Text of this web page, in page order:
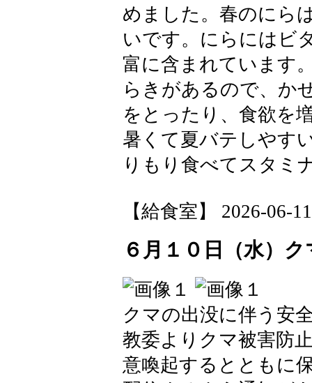
めました。春のにら
いです。にらにはビ
富に含まれています
らきがあるので、か
をとったり、食欲を
暑くて夏バテしやす
りもり食べてスタミ
【給食室】 2026-06-
６月１０日（水）
クマの出没に伴う安
教委よりクマ被害防
意喚起するとともに